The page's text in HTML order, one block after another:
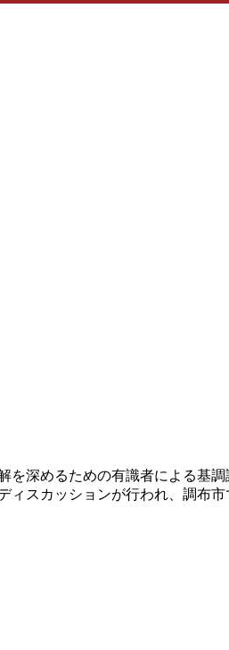
を深めるための有識者による基
スカッションが行われ、調布